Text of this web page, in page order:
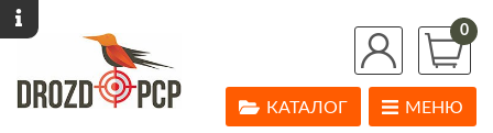
0
МЕНЮ
КАТАЛОГ